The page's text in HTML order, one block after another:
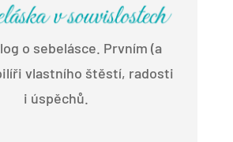
o sebelásce. Prvním (a
vlastního štěstí, radosti
i úspěchů.